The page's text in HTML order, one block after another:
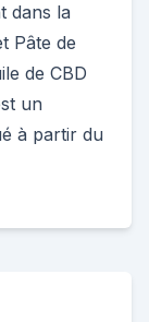
dans la
Pâte de
de CBD
un
à partir du